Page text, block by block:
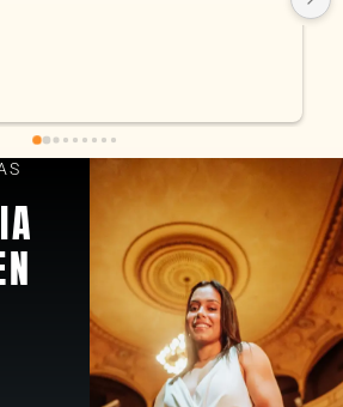
atencion. Hoy recibimos alianza